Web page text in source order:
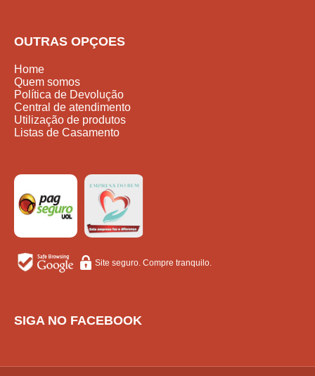
OUTRAS OPÇOES
Home
Quem somos
Política de Devolução
Central de atendimento
Utilização de produtos
Listas de Casamento
Site seguro. Compre tranquilo.
SIGA NO FACEBOOK